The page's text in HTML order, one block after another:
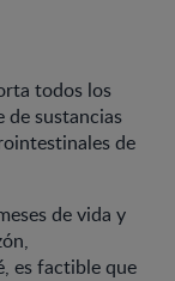
todos los
de sustancias
de
de vida y
es factible que